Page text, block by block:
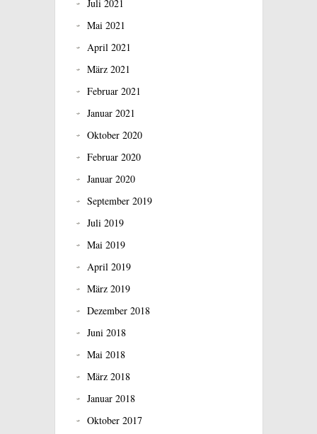
Juli 2021
Mai 2021
April 2021
März 2021
Februar 2021
Januar 2021
Oktober 2020
Februar 2020
Januar 2020
September 2019
Juli 2019
Mai 2019
April 2019
März 2019
Dezember 2018
Juni 2018
Mai 2018
März 2018
Januar 2018
Oktober 2017